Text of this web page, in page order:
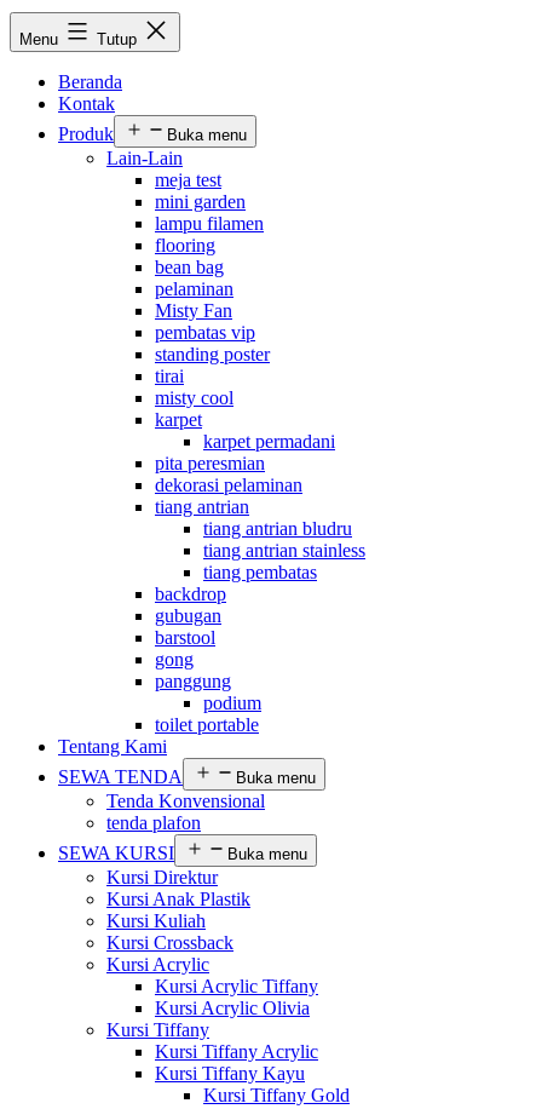
Menu Tutup
Beranda
Kontak
Produk
Buka menu
Lain-Lain
meja test
mini garden
lampu filamen
flooring
bean bag
pelaminan
Misty Fan
pembatas vip
standing poster
tirai
misty cool
karpet
karpet permadani
pita peresmian
dekorasi pelaminan
tiang antrian
tiang antrian bludru
tiang antrian stainless
tiang pembatas
backdrop
gubugan
barstool
gong
panggung
podium
toilet portable
Tentang Kami
SEWA TENDA
Buka menu
Tenda Konvensional
tenda plafon
SEWA KURSI
Buka menu
Kursi Direktur
Kursi Anak Plastik
Kursi Kuliah
Kursi Crossback
Kursi Acrylic
Kursi Acrylic Tiffany
Kursi Acrylic Olivia
Kursi Tiffany
Kursi Tiffany Acrylic
Kursi Tiffany Kayu
Kursi Tiffany Gold